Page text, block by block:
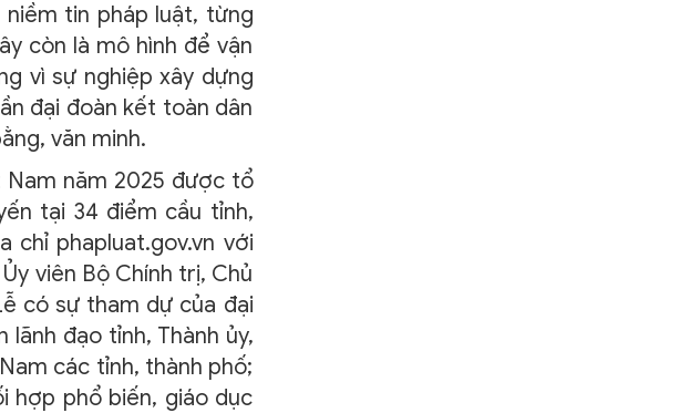
tin pháp luật, từng
còn là mô hình để vận
vì sự nghiệp xây dựng
đại đoàn kết toàn dân
văn minh.
Nam năm 2025 được tổ
tại 34 điểm cầu tỉnh,
chỉ phapluat.gov.vn với
viên Bộ Chính trị, Chủ
có sự tham dự của đại
đạo tỉnh, Thành ủy,
các tỉnh, thành phố;
hợp phổ biến, giáo dục